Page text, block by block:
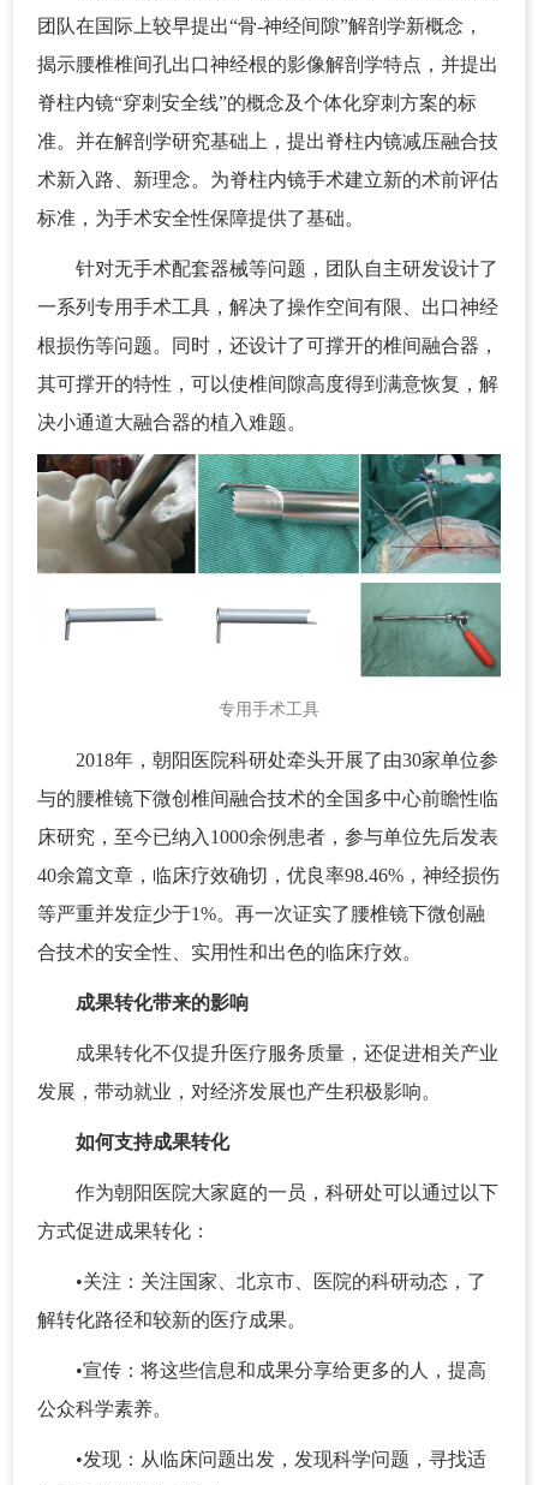
团队在国际上较早提出“骨-神经间隙”解剖学新概念，
揭示腰椎椎间孔出口神经根的影像解剖学特点，并提出
脊柱内镜“穿刺安全线”的概念及个体化穿刺方案的标
准。并在解剖学研究基础上，提出脊柱内镜减压融合技
术新入路、新理念。为脊柱内镜手术建立新的术前评估
标准，为手术安全性保障提供了基础。
针对无手术配套器械等问题，团队自主研发设计了
一系列专用手术工具，解决了操作空间有限、出口神经
根损伤等问题。同时，还设计了可撑开的椎间融合器，
其可撑开的特性，可以使椎间隙高度得到满意恢复，解
决小通道大融合器的植入难题。
专用手术工具
2018年，朝阳医院科研处牵头开展了由30家单位参
与的腰椎镜下微创椎间融合技术的全国多中心前瞻性临
床研究，至今已纳入1000余例患者，参与单位先后发表
40余篇文章，临床疗效确切，优良率98.46%，神经损伤
等严重并发症少于1%。再一次证实了腰椎镜下微创融
合技术的安全性、实用性和出色的临床疗效。
成果转化带来的影响
成果转化不仅提升医疗服务质量，还促进相关产业
发展，带动就业，对经济发展也产生积极影响。
如何支持成果转化
作为朝阳医院大家庭的一员，科研处可以通过以下
方式促进成果转化：
•关注：关注国家、北京市、医院的科研动态，了
解转化路径和较新的医疗成果。
•宣传：将这些信息和成果分享给更多的人，提高
公众科学素养。
•发现：从临床问题出发，发现科学问题，寻找适